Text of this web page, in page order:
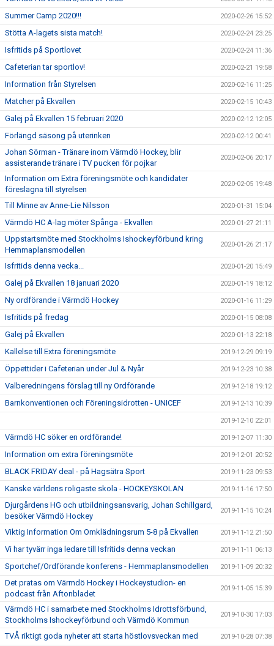
Summer Camp 2020!!! 2020-02-26 15:52
Stötta A-lagets sista match! 2020-02-24 23:25
Isfritids på Sportlovet 2020-02-24 11:36
Cafeterian tar sportlov! 2020-02-21 19:58
Information från Styrelsen 2020-02-16 11:25
Matcher på Ekvallen 2020-02-15 10:43
Galej på Ekvallen 15 februari 2020 2020-02-12 12:05
Förlängd säsong på uterinken 2020-02-12 00:41
Johan Sörman - Tränare inom Värmdö Hockey, blir
assisterande tränare i TV pucken för pojkar
2020-02-06 20:17
Information om Extra föreningsmöte och kandidater
föreslagna till styrelsen
2020-02-05 19:48
Till Minne av Anne-Lie Nilsson 2020-01-31 15:04
Värmdö HC A-lag möter Spånga - Ekvallen 2020-01-27 21:11
Uppstartsmöte med Stockholms Ishockeyförbund kring
Hemmaplansmodellen
2020-01-26 21:17
Isfritids denna vecka... 2020-01-20 15:49
Galej på Ekvallen 18 januari 2020 2020-01-19 18:12
Ny ordförande i Värmdö Hockey 2020-01-16 11:29
Isfritids på fredag 2020-01-15 08:08
Galej på Ekvallen 2020-01-13 22:18
Kallelse till Extra föreningsmöte 2019-12-29 09:19
Öppettider i Cafeterian under Jul & Nyår 2019-12-23 10:38
Valberedningens förslag till ny Ordförande 2019-12-18 19:12
Barnkonventionen och Föreningsidrotten - UNICEF 2019-12-13 10:39
2019-12-10 22:01
Värmdö HC söker en ordförande! 2019-12-07 11:30
Information om extra föreningsmöte 2019-12-01 20:52
BLACK FRIDAY deal - på Hagsätra Sport 2019-11-23 09:53
Kanske världens roligaste skola - HOCKEYSKOLAN 2019-11-16 17:50
Djurgårdens HG och utbildningsansvarig, Johan Schillgard,
besöker Värmdö Hockey
2019-11-15 10:24
Viktig Information Om Omklädningsrum 5-8 på Ekvallen 2019-11-12 21:50
Vi har tyvärr inga ledare till Isfritids denna veckan 2019-11-11 06:13
Sportchef/Ordförande konferens - Hemmaplansmodellen 2019-11-09 20:32
Det pratas om Värmdö Hockey i Hockeystudion- en
podcast från Aftonbladet
2019-11-05 15:39
Värmdö HC i samarbete med Stockholms Idrottsförbund,
Stockholms Ishockeyförbund och Värmdö Kommun
2019-10-30 17:03
TVÅ riktigt goda nyheter att starta höstlovsveckan med 2019-10-28 07:38